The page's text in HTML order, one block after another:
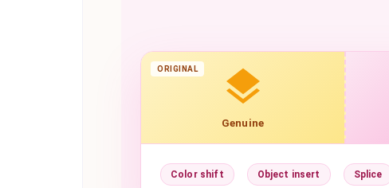
ORIGINAL
Genuine
Color shift Object insert Splice